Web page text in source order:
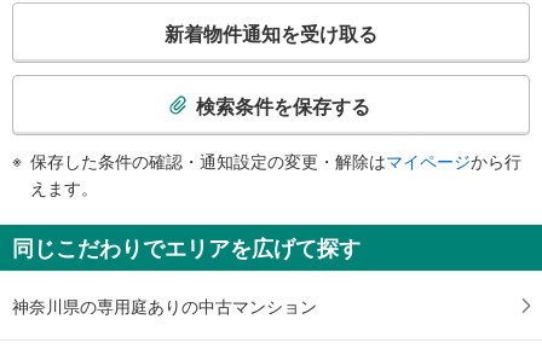
検
知
を
け
新着物件通知を受け取る
検索条件を保存する
保存した条件の確認・通知設定の変更・解除はマイページから行
えます。
同じこだわりでエリアを広げて探す
神奈川県の専用庭ありの中古マンション